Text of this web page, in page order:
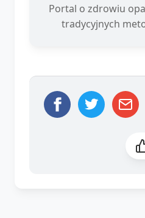
Portal o zdrowiu
tradycyjnych